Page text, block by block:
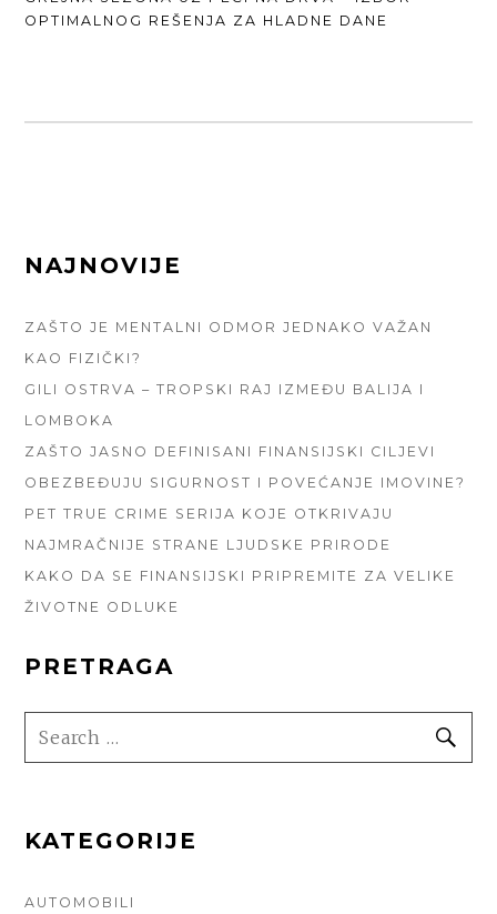
POST:
OPTIMALNOG REŠENJA ZA HLADNE DANE
FOOTER
NAJNOVIJE
ZAŠTO JE MENTALNI ODMOR JEDNAKO VAŽAN
KAO FIZIČKI?
GILI OSTRVA – TROPSKI RAJ IZMEĐU BALIJA I
LOMBOKA
ZAŠTO JASNO DEFINISANI FINANSIJSKI CILJEVI
OBEZBEĐUJU SIGURNOST I POVEĆANJE IMOVINE?
PET TRUE CRIME SERIJA KOJE OTKRIVAJU
NAJMRAČNIJE STRANE LJUDSKE PRIRODE
KAKO DA SE FINANSIJSKI PRIPREMITE ZA VELIKE
ŽIVOTNE ODLUKE
PRETRAGA
SEARCH
FOR:
KATEGORIJE
AUTOMOBILI